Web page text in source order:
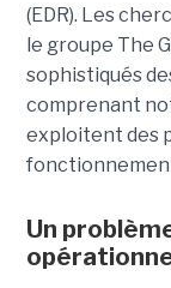
(EDR). Les
le groupe The
sophistiqués
comprenant
exploitent des
Un